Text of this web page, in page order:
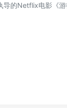
的Netflix电影《